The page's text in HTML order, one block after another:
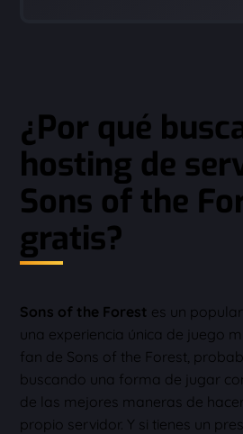
¿Por qué
hosting de
Sons of the
gratis?
Sons of the Forest es un
una experiencia única de juego
fan de Sons of the Forest,
buscando una forma de jugar
de las mejores maneras de
propio servidor. Y si tienes un